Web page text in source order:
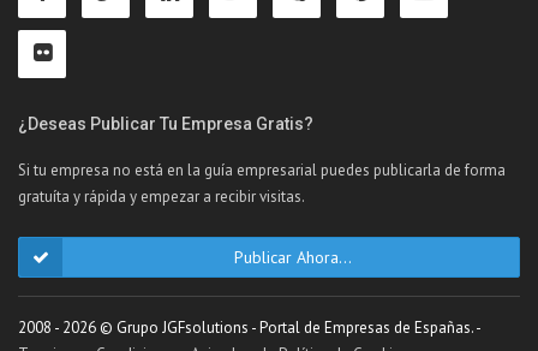
¿Deseas Publicar Tu Empresa Gratis?
Si tu empresa no está en la guía empresarial puedes publicarla de forma
gratuíta y rápida y empezar a recibir visitas.
Publicar Ahora...
2008 - 2026 © Grupo JGFsolutions - Portal de Empresas de Españas. -